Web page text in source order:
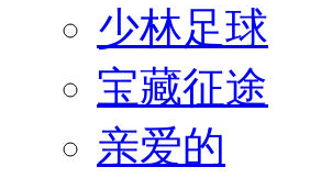
少林足球
宝藏征途
亲爱的